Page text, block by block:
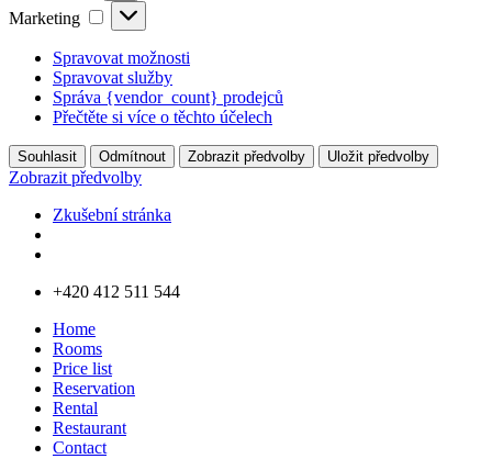
Marketing
Marketing
Spravovat možnosti
Spravovat služby
Správa {vendor_count} prodejců
Přečtěte si více o těchto účelech
Souhlasit Odmítnout Zobrazit předvolby Uložit předvolby
Zobrazit předvolby
Zkušební stránka
Přejít
obsahu
+420 412 511 544
Home
Rooms
Price list
Reservation
Rental
Restaurant
Contact